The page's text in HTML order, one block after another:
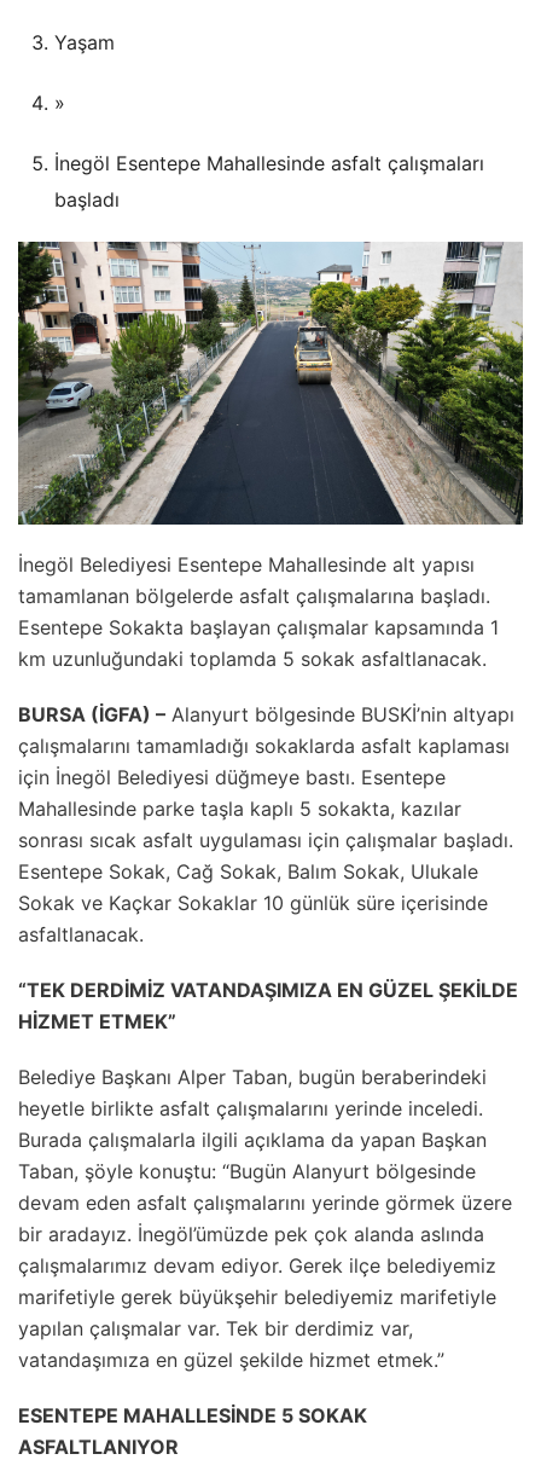
Yaşam
»
İnegöl Esentepe Mahallesinde asfalt çalışmaları
başladı
İnegöl Belediyesi Esentepe Mahallesinde alt yapısı
tamamlanan bölgelerde asfalt çalışmalarına başladı.
Esentepe Sokakta başlayan çalışmalar kapsamında 1
km uzunluğundaki toplamda 5 sokak asfaltlanacak.
BURSA (İGFA) – Alanyurt bölgesinde BUSKİ’nin altyapı
çalışmalarını tamamladığı sokaklarda asfalt kaplaması
için İnegöl Belediyesi düğmeye bastı. Esentepe
Mahallesinde parke taşla kaplı 5 sokakta, kazılar
sonrası sıcak asfalt uygulaması için çalışmalar başladı.
Esentepe Sokak, Cağ Sokak, Balım Sokak, Ulukale
Sokak ve Kaçkar Sokaklar 10 günlük süre içerisinde
asfaltlanacak.
“TEK DERDİMİZ VATANDAŞIMIZA EN GÜZEL ŞEKİLDE
HİZMET ETMEK”
Belediye Başkanı Alper Taban, bugün beraberindeki
heyetle birlikte asfalt çalışmalarını yerinde inceledi.
Burada çalışmalarla ilgili açıklama da yapan Başkan
Taban, şöyle konuştu: “Bugün Alanyurt bölgesinde
devam eden asfalt çalışmalarını yerinde görmek üzere
bir aradayız. İnegöl’ümüzde pek çok alanda aslında
çalışmalarımız devam ediyor. Gerek ilçe belediyemiz
marifetiyle gerek büyükşehir belediyemiz marifetiyle
yapılan çalışmalar var. Tek bir derdimiz var,
vatandaşımıza en güzel şekilde hizmet etmek.”
ESENTEPE MAHALLESİNDE 5 SOKAK
ASFALTLANIYOR